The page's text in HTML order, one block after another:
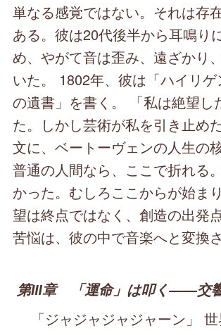
単なる感覚ではない。それは存
ある。彼は20代後半から耳鳴り
め、やがて音は歪み、遠ざかり
いた。 1802年、彼は「ハイリゲ
の遺書」を書く。 「私は絶望し
た。しかし芸術が私を引き止め
文に、ベートーヴェンの人生の
普通の人間なら、ここで折れる
かった。むしろここからが始ま
望は終点ではなく、創造の出発
苦悩は、彼の中で音楽へと変換
第Ⅲ章 「運命」は叩く――交
「ジャジャジャジャーン」